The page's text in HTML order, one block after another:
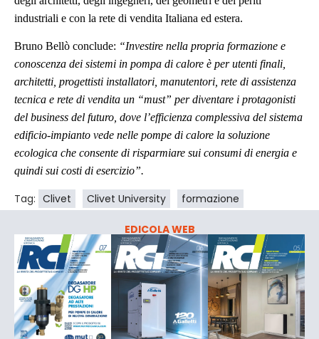
industriali e con la rete di vendita Italiana ed estera.
Bruno Bellò conclude: “Investire nella propria formazione e
conoscenza dei sistemi in pompa di calore è per utenti finali,
architetti, progettisti installatori, manutentori, rete di assistenza
tecnica e rete di vendita un “must” per diventare i protagonisti
del business del futuro, dove l’efficienza complessiva del sistema
edificio-impianto vede nelle pompe di calore la soluzione
ecologica che consente di risparmiare sui consumi di energia e
quindi sui costi di esercizio”.
Tag: Clivet Clivet University formazione
EDICOLA WEB